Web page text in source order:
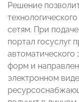
Решение
сетям. При
портал госуслуг
автоматического
форм и
электронном